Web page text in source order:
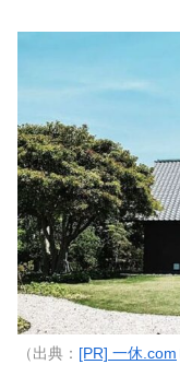
（出典： [PR] 一休.com